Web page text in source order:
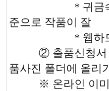
* 귀금속 보석
준으로 작품이
* 웹하드에 올
② 출품신청서 :
품사진 폴더에 올리
※ 온라인 이미지